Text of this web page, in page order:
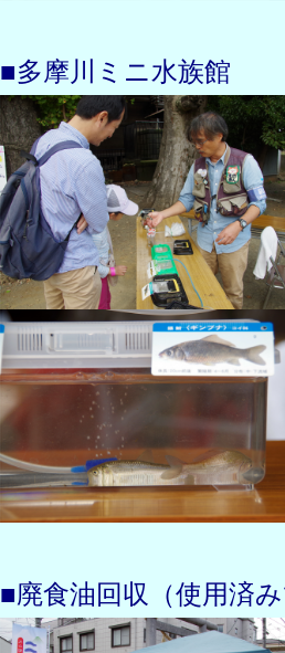
■多摩川ミニ水族館
■廃食油回収（使用済